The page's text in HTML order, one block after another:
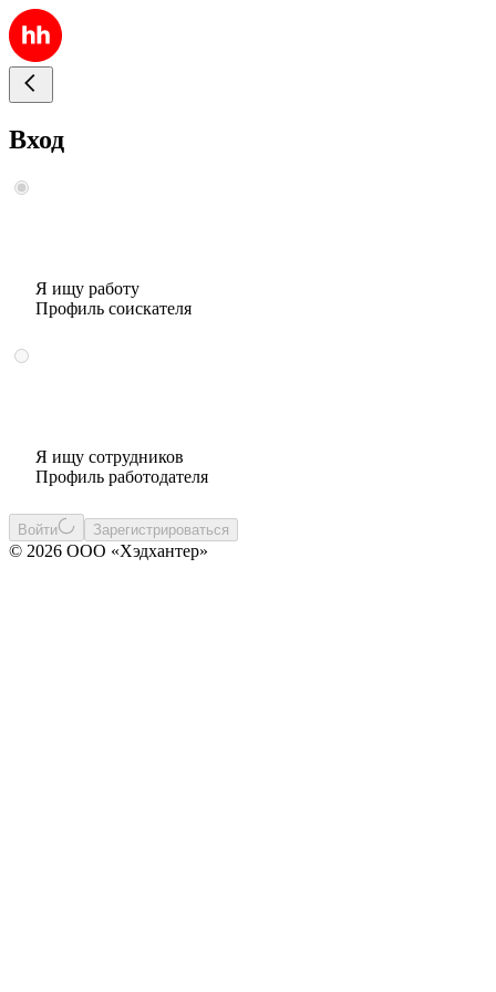
Вход
Я ищу работу
Профиль соискателя
Я ищу сотрудников
Профиль работодателя
Войти Зарегистрироваться
© 2026 ООО «Хэдхантер»